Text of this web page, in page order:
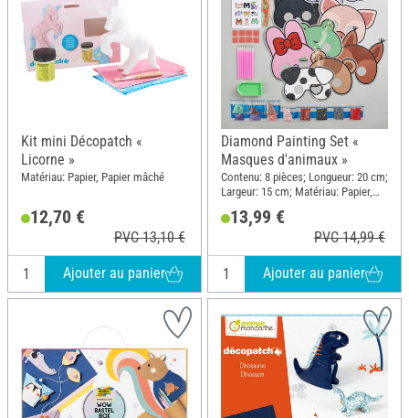
Kit mini Décopatch «
Licorne »
Matériau: Papier, Papier mâché
12,70 €
PVC 13,10 €
Ajouter au panier
Diamond Painting Set «
Masques d'animaux »
Contenu: 8 pièces; Longueur: 20 cm;
Largeur: 15 cm; Matériau: Papier,
13,99 €
PVC 14,99 €
Ajouter au panier